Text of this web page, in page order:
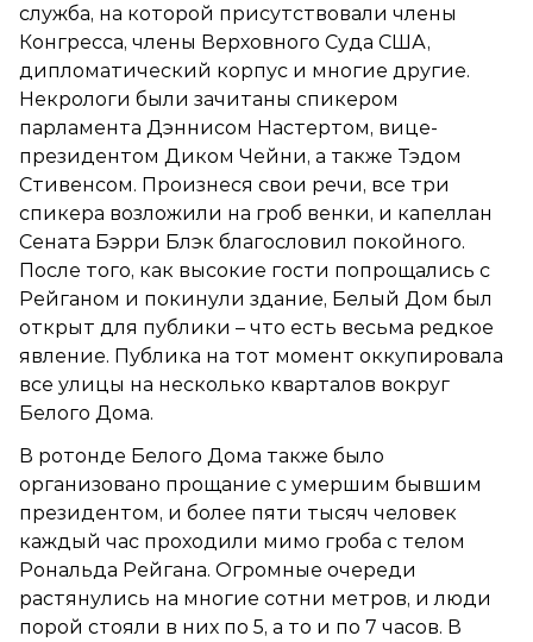
служба, на которой присутствовали члены
Конгресса, члены Верховного Суда США,
дипломатический корпус и многие другие.
Некрологи были зачитаны спикером
парламента Дэннисом Настертом, вице-
президентом Диком Чейни, а также Тэдом
Стивенсом. Произнеся свои речи, все три
спикера возложили на гроб венки, и капеллан
Сената Бэрри Блэк благословил покойного.
После того, как высокие гости попрощались с
Рейганом и покинули здание, Белый Дом был
открыт для публики – что есть весьма редкое
явление. Публика на тот момент оккупировала
все улицы на несколько кварталов вокруг
Белого Дома.
В ротонде Белого Дома также было
организовано прощание с умершим бывшим
президентом, и более пяти тысяч человек
каждый час проходили мимо гроба с телом
Рональда Рейгана. Огромные очереди
растянулись на многие сотни метров, и люди
порой стояли в них по 5, а то и по 7 часов. В